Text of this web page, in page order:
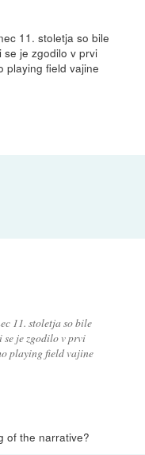
11. stoletja so bile
se je zgodilo v prvi
playing field vajine
11. stoletja so bile
se je zgodilo v prvi
playing field vajine
of the narrative?